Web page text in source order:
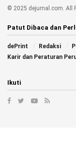
© 2025 dejurnal.com. All
Patut Dibaca dan
dePrint Redaksi
Karir dan Peraturan
Ikuti